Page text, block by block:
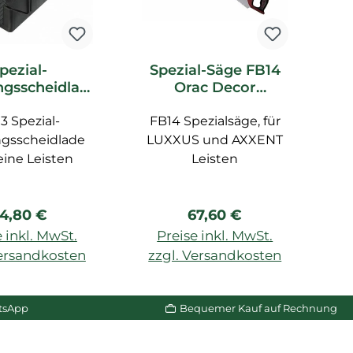
Spezial-
Leisten
Preis:
€
inkl. MwSt.
Spezial-Säge FB14
Orac Decor
FB14 Spezialsäge, für
LUXXUS und AXXENT
Leisten
Regulärer Preis:
67,60 €
Preise inkl. MwSt.
zzgl. Versandkosten
Bequemer Kauf auf Rechnung